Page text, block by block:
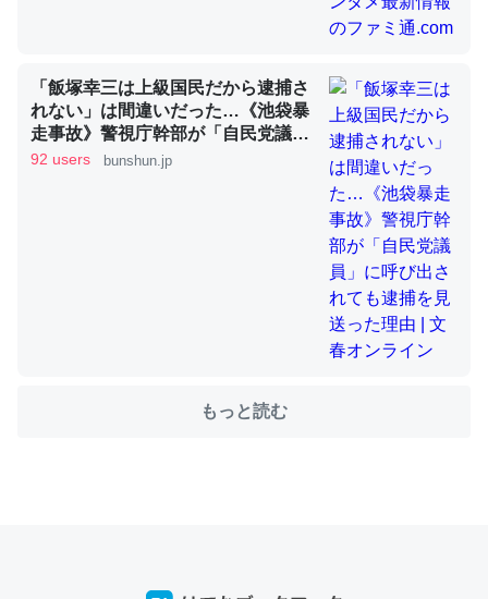
ちょうど同じ理由でEcho Show 8を設定中でした。Prime
とかSpotifyを支払う孝行もできる。一生で親と会える残
り時間を日数にすると1週間とかの人が多いそうだけど、
それを実質100倍以上に伸ばす効果があるはず……
─たまにLINEするくらいだった遠方の父67歳と僕。ITツール導入で
コミュニケーションが劇的に変化した｜tayorini by LIFULL介護
「飯塚幸三は上級国民だから逮捕さ
れない」は間違いだった…《池袋暴
走事故》警視庁幹部が「自民党議
員」に呼び出されても逮捕を見送っ
92 users bunshun.jp
もっと読む